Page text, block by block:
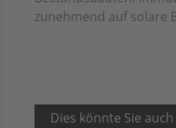
zunehmend auf solare
Dies könnte Sie